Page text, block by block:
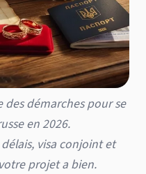
démarches pour se
en 2026.
visa conjoint et
projet a bien.